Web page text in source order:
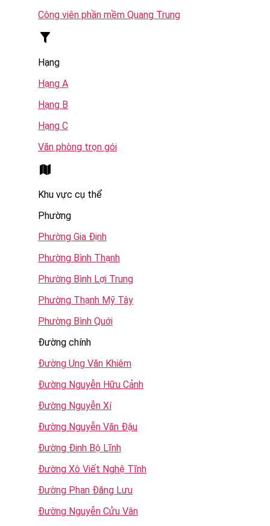
Công viên phần mềm Quang Trung
Hạng
Hạng A
Hạng B
Hạng C
Văn phòng trọn gói
Khu vực cụ thể
Phường
Phường Gia Định
Phường Bình Thạnh
Phường Bình Lợi Trung
Phường Thạnh Mỹ Tây
Phường Bình Quới
Đường chính
Đường Ung Văn Khiêm
Đường Nguyễn Hữu Cảnh
Đường Nguyễn Xí
Đường Nguyễn Văn Đậu
Đường Đinh Bộ Lĩnh
Đường Xô Viết Nghệ Tĩnh
Đường Phan Đăng Lưu
Đường Nguyễn Cửu Vân